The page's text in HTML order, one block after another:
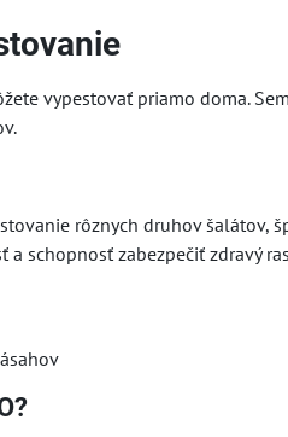
vypestovať priamo doma.
rôznych druhov šalátov,
schopnosť zabezpečiť zdravý